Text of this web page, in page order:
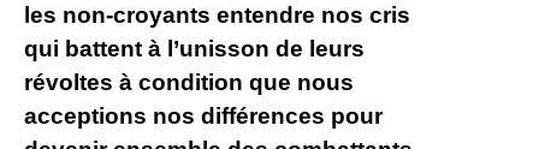
les non-croyants entendre nos cris
qui battent à l’unisson de leurs
révoltes à condition que nous
acceptions nos différences pour